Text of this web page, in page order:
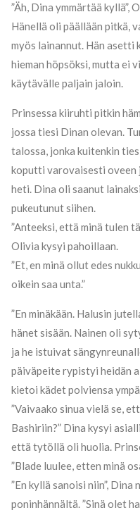
”Äh, Dina ymmärtää
Hänellä oli päällään pitkä,
myös lainannut. Hän asetti
hieman höpsöksi, mutta ei
käytävälle paljain jaloin.
Prinsessa kiiruhti pitkin
jossa tiesi Dinan olevan.
talossa, jonka kuitenkin
koputti varovaisesti oveen
heti. Dina oli saanut
pukeutunut siihen.
”Anteeksi, että minä tulen
Olivia kysyi pahoillaan.
”Et, en minä ollut edes
oikein saa unta.”
”En minäkään. Halusin
hänet sisään. Nainen oli
ja he istuivat
päiväpeite rypistyi heidän
kietoi kädet polviensa
”Vaivaako sinua vielä se,
Bashiriin?” Dina kysyi
että tytöllä oli huolia.
”Blade luulee, etten minä
”En kyllä sanoisi niin”,
poninhännältä. ”Sinä olet